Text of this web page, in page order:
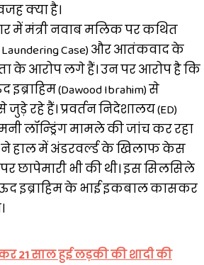
क्या है।
में मंत्री नवाब मलिक पर कथित
Laundering Case) और आतंकवाद के
के आरोप लगे हैं। उन पर आरोप है कि
इब्राहिम (Dawood Ibrahim) से
रहे हैं। प्रवर्तन निदेशालय (ED)
लॉन्ड्रिंग मामले की जांच कर रहा
ने हाल में अंडरवर्ल्ड के खिलाफ केस
छापेमारी भी की थी। इस सिलसिले
इब्राहिम के भाई इकबाल कासकर
21 साल हुई लड़की की शादी की